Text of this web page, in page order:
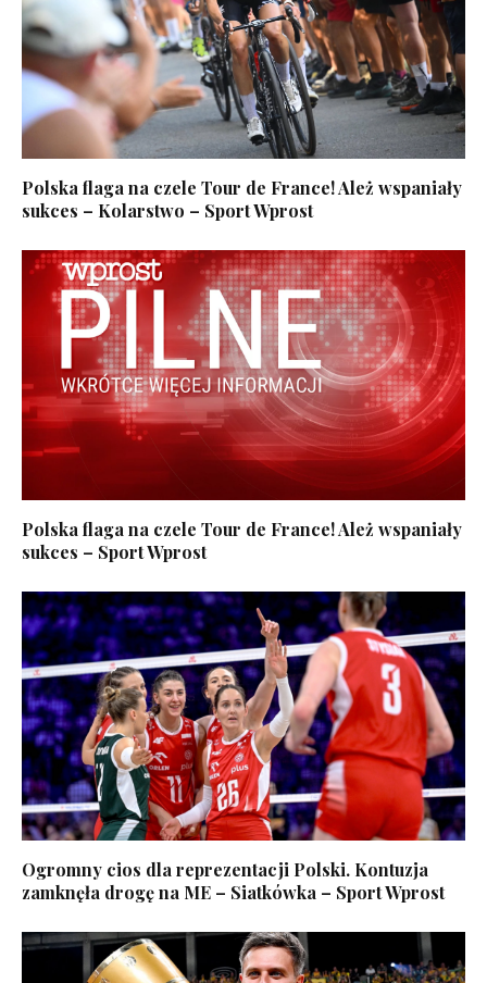
Polska flaga na czele Tour de France! Ależ wspaniały
sukces – Kolarstwo – Sport Wprost
Polska flaga na czele Tour de France! Ależ wspaniały
sukces – Sport Wprost
Ogromny cios dla reprezentacji Polski. Kontuzja
zamknęła drogę na ME – Siatkówka – Sport Wprost